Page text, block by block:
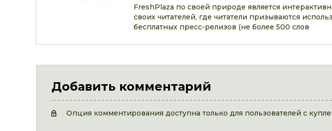
FreshPlaza по своей природе является
своих читателей, где читатели призываются
бесплатных пресс-релизов (не более 500 слов
Добавить комментарий
Опция комментирования доступна только для пользователей с